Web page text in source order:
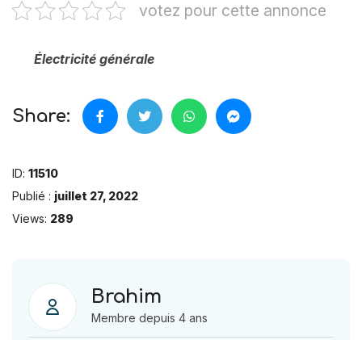
votez pour cette annonce
Électricité générale
Share:
ID: 11510
Publié : juillet 27, 2022
Views: 289
Brahim
Membre depuis 4 ans